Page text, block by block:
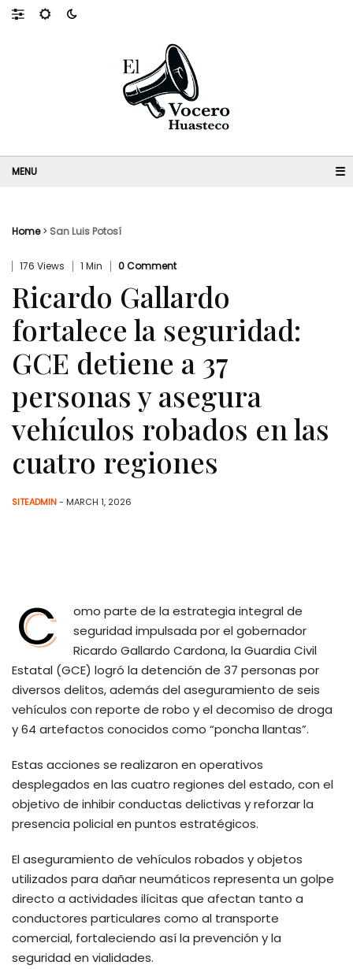
☰
Home> San Luis Potosí
176 Views 1 Min 0 Comment
Ricardo Gallardo
fortalece la seguridad:
GCE detiene a 37
personas y asegura
vehículos robados en las
cuatro regiones
SITEADMIN- MARCH 1, 2026
C
omo parte de la estrategia integral de
seguridad impulsada por el gobernador
Ricardo Gallardo Cardona, la Guardia Civil
Estatal (GCE) logró la detención de 37 personas por
diversos delitos, además del aseguramiento de seis
vehículos con reporte de robo y el decomiso de droga
y 64 artefactos conocidos como “poncha llantas”.
Estas acciones se realizaron en operativos
desplegados en las cuatro regiones del estado, con el
objetivo de inhibir conductas delictivas y reforzar la
presencia policial en puntos estratégicos.
El aseguramiento de vehículos robados y objetos
utilizados para dañar neumáticos representa un golpe
directo a actividades ilícitas que afectan tanto a
conductores particulares como al transporte
comercial, fortaleciendo así la prevención y la
seguridad en vialidades.